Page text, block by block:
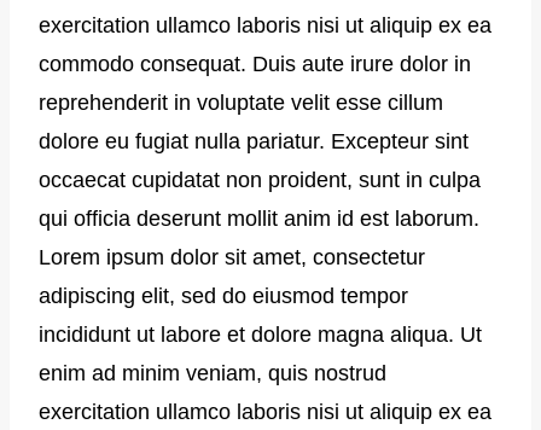
exercitation ullamco laboris nisi ut aliquip ex ea
commodo consequat. Duis aute irure dolor in
reprehenderit in voluptate velit esse cillum
dolore eu fugiat nulla pariatur. Excepteur sint
occaecat cupidatat non proident, sunt in culpa
qui officia deserunt mollit anim id est laborum.
Lorem ipsum dolor sit amet, consectetur
adipiscing elit, sed do eiusmod tempor
incididunt ut labore et dolore magna aliqua. Ut
enim ad minim veniam, quis nostrud
exercitation ullamco laboris nisi ut aliquip ex ea